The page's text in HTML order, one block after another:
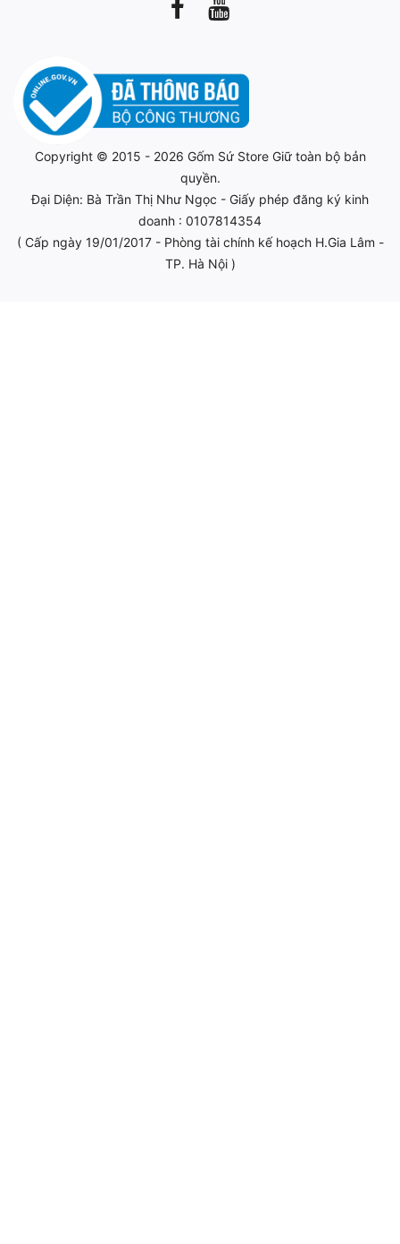
Copyright © 2015 - 2026 Gốm Sứ StoreGiữ toàn bộ bản
quyền.
Đại Diện: Bà Trần Thị Như Ngọc - Giấy phép đăng ký kinh
doanh : 0107814354
( Cấp ngày 19/01/2017 - Phòng tài chính kế hoạch H.Gia Lâm -
TP. Hà Nội )